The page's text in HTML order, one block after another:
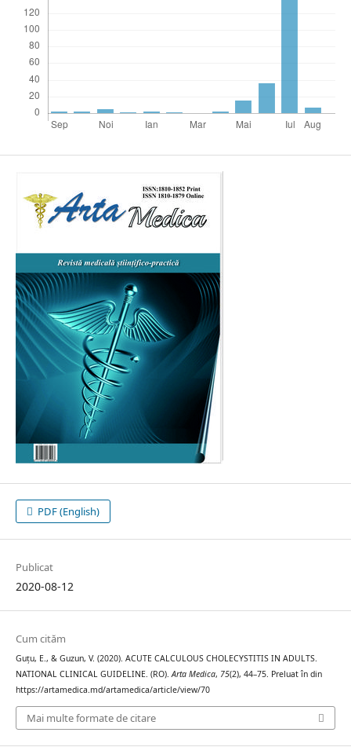
PDF (English)
Publicat
2020-08-12
Cum cităm
Guțu, E., & Guzun, V. (2020). ACUTE CALCULOUS CHOLECYSTITIS IN ADULTS.
NATIONAL CLINICAL GUIDELINE. (RO).Arta Medica, 75(2), 44–75. Preluat în din
https://artamedica.md/artamedica/article/view/70
Mai multe formate de citare